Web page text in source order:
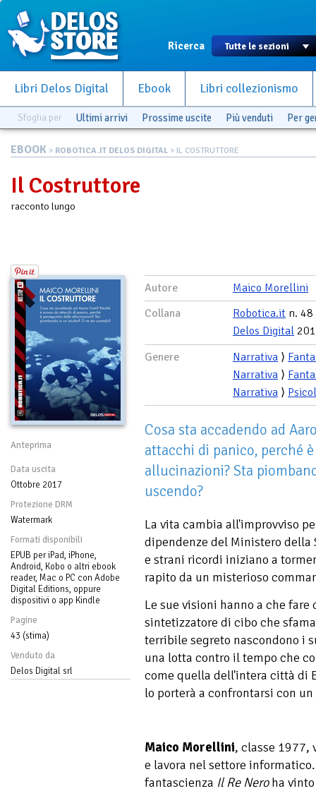
Ricerca
Libri Delos Digital Ebook Libri collezionismo
Sfoglia per Ultimi arrivi Prossime uscite Più venduti Per
EBOOK > ROBOTICA.IT DELOS DIGITAL > IL COSTRUTTORE
Il Costruttore
racconto lungo
Anteprima
Data uscita
Ottobre 2017
Protezione DRM
Watermark
Formati disponibili
EPUB per iPad, iPhone,
Android, Kobo o altri ebook
reader, Mac o PC con Adobe
Digital Editions, oppure
dispositivi o app Kindle
Pagine
43 (stima)
Venduto da
Delos Digital srl
Autore
Maico Morellini
Collana
Robotica.it n. 48
Delos Digital
Genere
Narrativa ⟩
Narrativa ⟩
Narrativa ⟩
Cosa sta accadendo ad
attacchi di panico, perché
allucinazioni? Sta
uscendo?
La vita cambia all'improvviso
dipendenze del Ministero
e strani ricordi iniziano a
rapito da un misterioso
Le sue visioni hanno a che
sintetizzatore di cibo che
terribile segreto nascondono i
una lotta contro il tempo che
come quella dell'intera città di
lo porterà a confrontarsi con
Maico Morellini, classe 1977,
e lavora nel settore
fantascienza Il Re Neroha vinto